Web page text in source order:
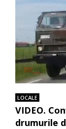
LOCALE
VIDEO.
drumurile